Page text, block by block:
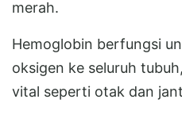
merah.
Hemoglobin berfungsi
oksigen ke seluruh
vital seperti otak dan